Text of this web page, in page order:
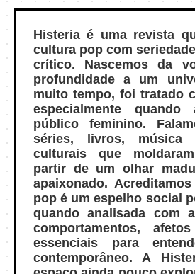
Histeria é uma revista
cultura pop com
crítico. Nascemos da
profundidade a um
muito tempo, foi tratado
especialmente quando
público feminino.
séries, livros, música
culturais que
partir de um olhar
apaixonado.
pop é um espelho social
quando analisada com
comportamentos,
essenciais para
contemporâneo. A